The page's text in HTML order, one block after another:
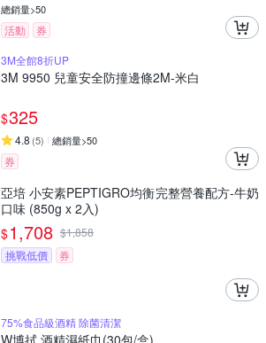
總銷量>50
活動
券
3M全館8折UP
3M 9950 兒童安全防撞邊條2M-米白
$325
4.8 (5) 總銷量>50
券
亞培 小安素PEPTIGRO均衡完整營養配方-牛奶
口味 (850g x 2入)
$1,708 $1,858
挑戰低價
券
75%食品級酒精 除菌清潔